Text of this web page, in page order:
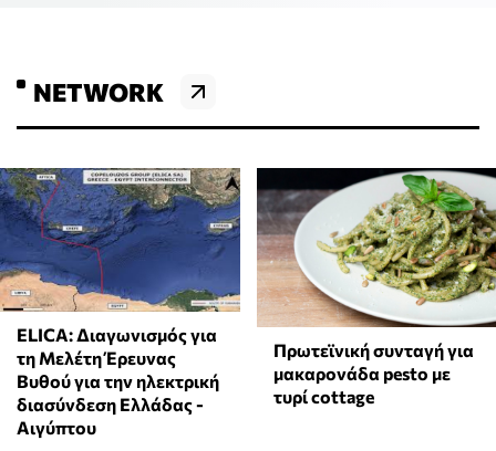
NETWORK
ELICA: Διαγωνισμός για
τη Μελέτη Έρευνας
Βυθού για την ηλεκτρική
διασύνδεση Ελλάδας -
Αιγύπτου
Πρωτεϊνική συνταγή για
μακαρονάδα pesto με
τυρί cottage